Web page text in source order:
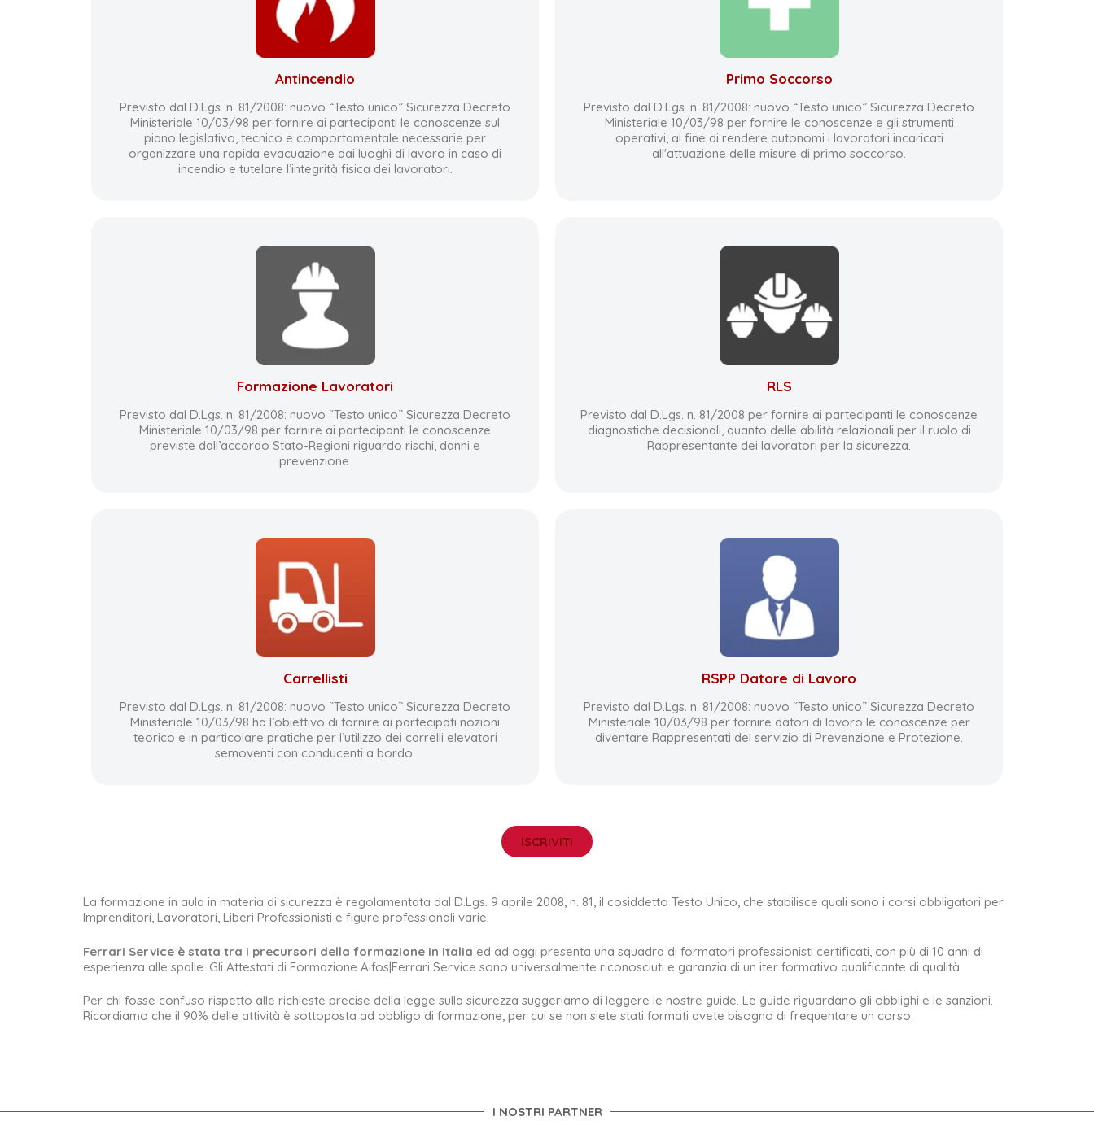
Antincendio
Previsto dal D.Lgs. n. 81/2008: nuovo “Testo unico” Sicurezza Decreto
Ministeriale 10/03/98 per fornire ai partecipanti le conoscenze sul
piano legislativo, tecnico e comportamentale necessarie per
organizzare una rapida evacuazione dai luoghi di lavoro in caso di
incendio e tutelare l’integrità fisica dei lavoratori.
Primo Soccorso
Previsto dal D.Lgs. n. 81/2008: nuovo “Testo unico” Sicurezza Decreto
Ministeriale 10/03/98 per fornire le conoscenze e gli strumenti
operativi, al fine di rendere autonomi i lavoratori incaricati
all'attuazione delle misure di primo soccorso.
Formazione Lavoratori
Previsto dal D.Lgs. n. 81/2008: nuovo “Testo unico” Sicurezza Decreto
Ministeriale 10/03/98 per fornire ai partecipanti le conoscenze
previste dall’accordo Stato-Regioni riguardo rischi, danni e
prevenzione.
RLS
Previsto dal D.Lgs. n. 81/2008 per fornire ai partecipanti le conoscenze
diagnostiche decisionali, quanto delle abilità relazionali per il ruolo di
Rappresentante dei lavoratori per la sicurezza.
Carrellisti
Previsto dal D.Lgs. n. 81/2008: nuovo “Testo unico” Sicurezza Decreto
Ministeriale 10/03/98 ha l’obiettivo di fornire ai partecipati nozioni
teorico e in particolare pratiche per l’utilizzo dei carrelli elevatori
semoventi con conducenti a bordo.
RSPP Datore di Lavoro
Previsto dal D.Lgs. n. 81/2008: nuovo “Testo unico” Sicurezza Decreto
Ministeriale 10/03/98 per fornire datori di lavoro le conoscenze per
diventare Rappresentati del servizio di Prevenzione e Protezione.
ISCRIVITI
La formazione in aula in materia di sicurezza è regolamentata dal D.Lgs. 9 aprile 2008, n. 81, il cosiddetto Testo Unico, che stabilisce quali sono i corsi obbligatori per
Imprenditori, Lavoratori, Liberi Professionisti e figure professionali varie.
Ferrari Service è stata tra i precursori della formazione in Italia ed ad oggi presenta una squadra di formatori professionisti certificati, con più di 10 anni di
esperienza alle spalle. Gli Attestati di Formazione Aifos|Ferrari Service sono universalmente riconosciuti e garanzia di un iter formativo qualificante di qualità.
Per chi fosse confuso rispetto alle richieste precise della legge sulla sicurezza suggeriamo di leggere le nostre guide. Le guide riguardano gli obblighi e le sanzioni.
Ricordiamo che il 90% delle attività è sottoposta ad obbligo di formazione, per cui se non siete stati formati avete bisogno di frequentare un corso.
I NOSTRI PARTNER